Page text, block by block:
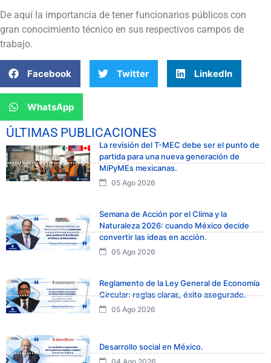
De aquí la importancia de tener funcionarios públicos con
gran conocimiento técnico en sus respectivos campos de
trabajo.
Facebook Twitter LinkedIn
WhatsApp
ÚLTIMAS PUBLICACIONES
La revisión del T-MEC debe ser el punto de
partida para una nueva generación de
MiPyMEs mexicanas.
05 Ago 2026
Semana de Acción por el Clima y la
Naturaleza 2026: cuando México decide
convertir las ideas en acción.
05 Ago 2026
Reglamento de la Ley General de Economía
Circular: reglas claras, éxito asegurado.
05 Ago 2026
Desarrollo social en México.